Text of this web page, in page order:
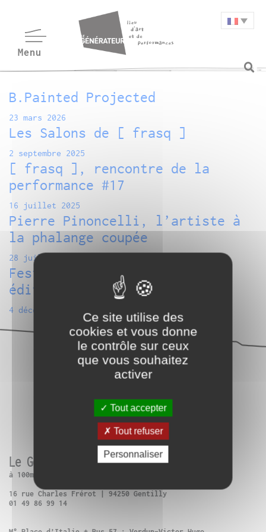
B.Painted Projected
23 mars 2026
Les Salons de [ frasq ]
2 septembre 2025
[ frasq ], rencontre de la
performance #17
16 juillet 2025
Pierre Pinoncelli, l’artiste à
la phalange coupée
28 juillet 2023
Festival Sonic Protest 17ème
édition
4 décembre 2020
Le Générateur
à 100m de Paris 13ème
16 rue Charles Frérot | 94250 Gentilly
01 49 86 99 14
Ce site utilise des
cookies et vous donne
le contrôle sur ceux
que vous souhaitez
activer
Tout accepter
Tout refuser
Personnaliser